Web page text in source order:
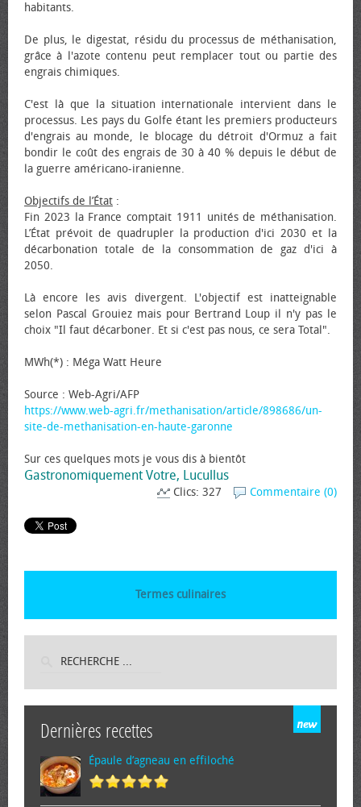
habitants.
De plus, le digestat, résidu du processus de méthanisation,
grâce à l'azote contenu peut remplacer tout ou partie des
engrais chimiques.
C'est là que la situation internationale intervient dans le
processus. Les pays du Golfe étant les premiers producteurs
d'engrais au monde, le blocage du détroit d'Ormuz a fait
bondir le coût des engrais de 30 à 40 % depuis le début de
la guerre américano-iranienne.
Objectifs de l’État :
Fin 2023 la France comptait 1911 unités de méthanisation.
L’État prévoit de quadrupler la production d'ici 2030 et la
décarbonation totale de la consommation de gaz d'ici à
2050.
Là encore les avis divergent. L'objectif est inatteignable
selon Pascal Grouiez mais pour Bertrand Loup il n'y pas le
choix "Il faut décarboner. Et si c'est pas nous, ce sera Total".
MWh(*) : Méga Watt Heure
Source : Web-Agri/AFP
https://www.web-agri.fr/methanisation/article/898686/un-
site-de-methanisation-en-haute-garonne
Sur ces quelques mots je vous dis à bientôt
Gastronomiquement Votre, Lucullus
Commentaire (0)
Clics: 327
Termes culinaires
Dernières recettes
Épaule d’agneau en effiloché